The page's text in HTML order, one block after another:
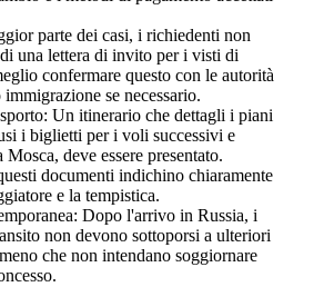
parte dei casi, i richiedenti non
una lettera di invito per i visti di
confermare questo con le autorità
se necessario.
Un itinerario che dettagli i piani
i biglietti per i voli successivi e
deve essere presentato.
documenti indichino chiaramente
e la tempistica.
Dopo l'arrivo in Russia, i
non devono sottoporsi a ulteriori
che non intendano soggiornare